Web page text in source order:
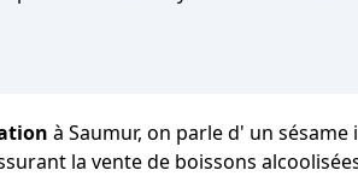
à Saumur, on parle d' un
la vente de boissons